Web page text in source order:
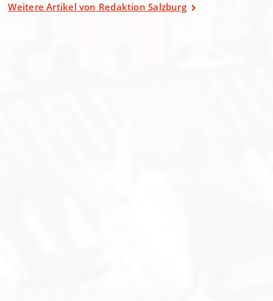
Weitere Artikel von Redaktion Salzburg